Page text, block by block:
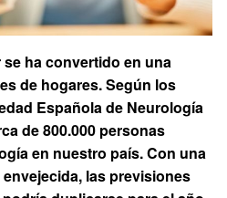
ha convertido en una
de hogares. Según los
Española de Neurología
de 800.000 personas
en nuestro país. Con una
las previsiones